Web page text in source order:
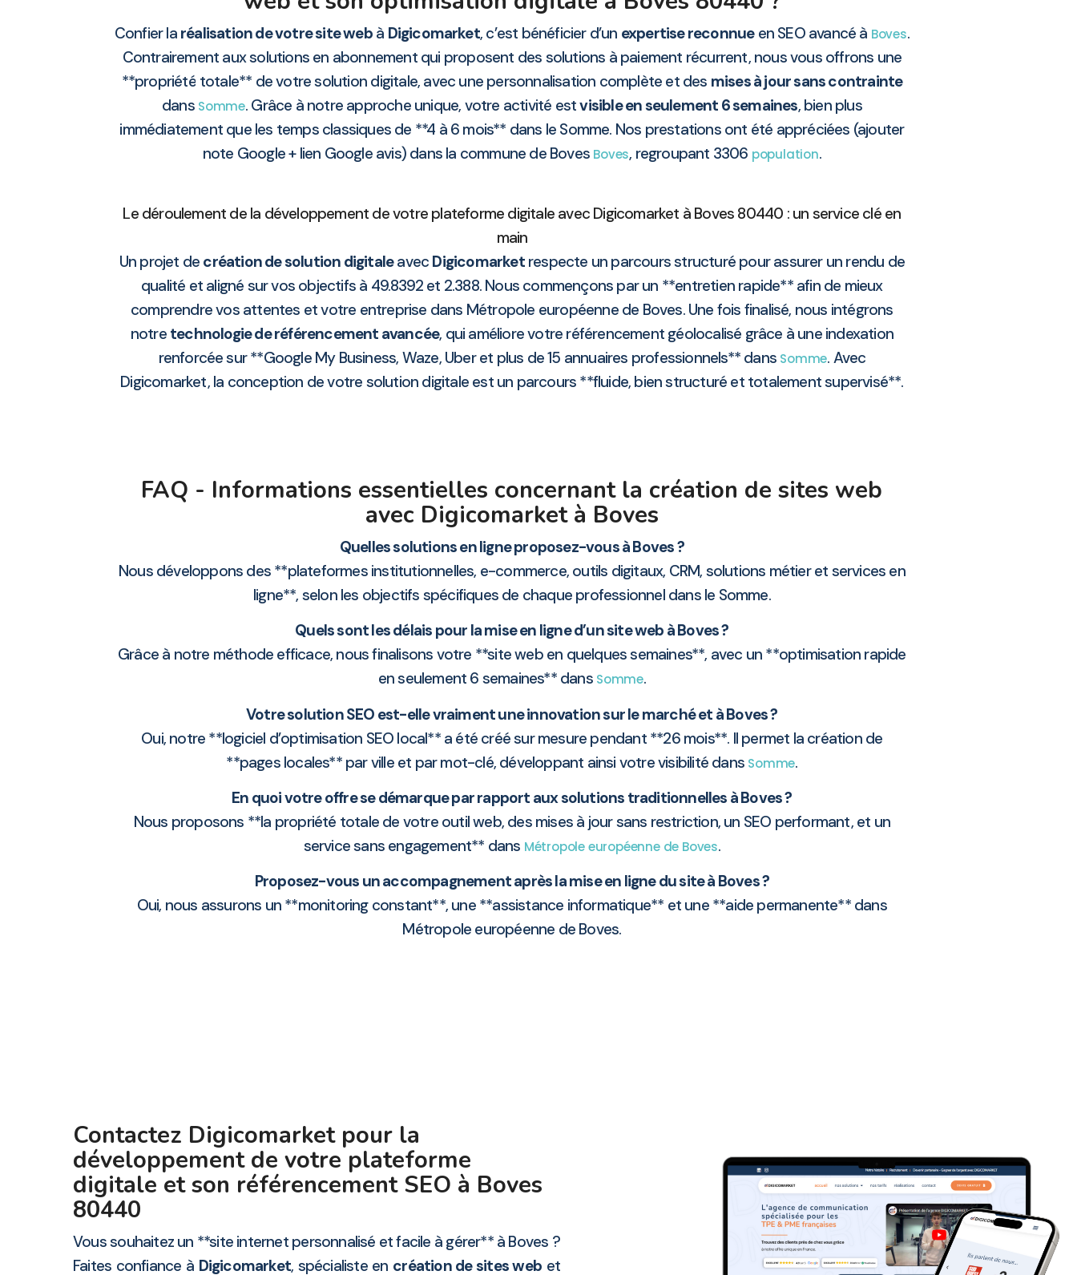
Confier la réalisation de votre site webà Digicomarket, c’est bénéficier d’un expertise reconnueen SEO avancé à Boves.
Contrairement aux solutions en abonnement qui proposent des solutions à paiement récurrent, nous vous offrons une
**propriété totale** de votre solution digitale, avec une personnalisation complète et des mises à jour sans contrainte
dans Somme. Grâce à notre approche unique, votre activité estvisible en seulement 6 semaines, bien plus
immédiatement que les temps classiques de **4 à 6 mois** dans le Somme. Nos prestations ont été appréciées (ajouter
note Google + lien Google avis) dans la commune de Boves Boves, regroupant 3306 population.
Le déroulement de la développement de votre plateforme digitale avec Digicomarket à Boves 80440 : un service clé en
main
Un projet de création de solution digitaleavec Digicomarketrespecte un parcours structuré pour assurer un rendu de
qualité et aligné sur vos objectifs à 49.8392 et 2.388. Nous commençons par un **entretien rapide** afin de mieux
comprendre vos attentes et votre entreprise dans Métropole européenne de Boves. Une fois finalisé, nous intégrons
notre technologie de référencement avancée, qui améliore votre référencement géolocalisé grâce à une indexation
renforcée sur **Google My Business, Waze, Uber et plus de 15 annuaires professionnels** dans Somme. Avec
Digicomarket, la conception de votre solution digitale est un parcours **fluide, bien structuré et totalement supervisé**.
FAQ - Informations essentielles concernant la création de sites web
avec Digicomarket à Boves
Quelles solutions en ligne proposez-vous à Boves ?
Nous développons des **plateformes institutionnelles, e-commerce, outils digitaux, CRM, solutions métier et services en
ligne**, selon les objectifs spécifiques de chaque professionnel dans le Somme.
Quels sont les délais pour la mise en ligne d’un site web à Boves ?
Grâce à notre méthode efficace, nous finalisons votre **site web en quelques semaines**, avec un **optimisation rapide
en seulement 6 semaines** dans Somme.
Votre solution SEO est-elle vraiment une innovation sur le marché et à Boves ?
Oui, notre **logiciel d’optimisation SEO local** a été créé sur mesure pendant **26 mois**. Il permet la création de
**pages locales** par ville et par mot-clé, développant ainsi votre visibilité dans Somme.
En quoi votre offre se démarque par rapport aux solutions traditionnelles à Boves ?
Nous proposons **la propriété totale de votre outil web, des mises à jour sans restriction, un SEO performant, et un
service sans engagement** dans Métropole européenne de Boves.
Proposez-vous un accompagnement après la mise en ligne du site à Boves ?
Oui, nous assurons un **monitoring constant**, une **assistance informatique** et une **aide permanente** dans
Métropole européenne de Boves.
Contactez Digicomarket pour la
développement de votre plateforme
digitale et son référencement SEO à Boves
80440
Vous souhaitez un **site internet personnalisé et facile à gérer** à Boves ?
Faites confiance à Digicomarket, spécialiste en création de sites web et